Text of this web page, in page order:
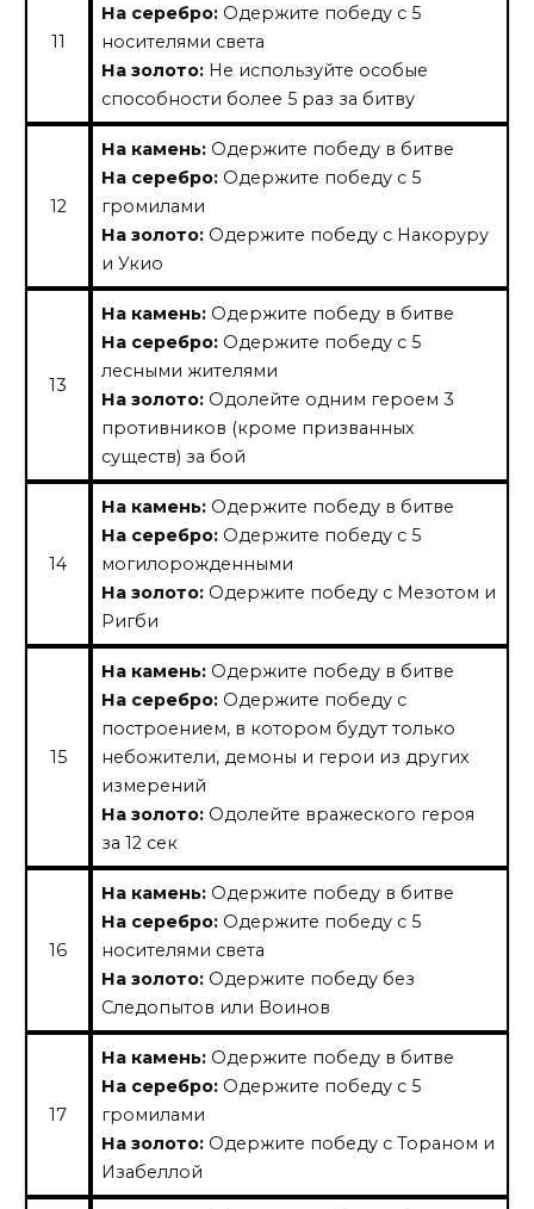
11
На серебро: Одержите победу с 5
носителями света
На золото: Не используйте особые
способности более 5 раз за битву
12
На камень: Одержите победу в битве
На серебро: Одержите победу с 5
громилами
На золото: Одержите победу с Накоруру
и Укио
13
На камень: Одержите победу в битве
На серебро: Одержите победу с 5
лесными жителями
На золото: Одолейте одним героем 3
противников (кроме призванных
существ) за бой
14
На камень: Одержите победу в битве
На серебро: Одержите победу с 5
могилорожденными
На золото: Одержите победу с Мезотом и
Ригби
15
На камень: Одержите победу в битве
На серебро: Одержите победу с
построением, в котором будут только
небожители, демоны и герои из других
измерений
На золото: Одолейте вражеского героя
за 12 сек
16
На камень: Одержите победу в битве
На серебро: Одержите победу с 5
носителями света
На золото: Одержите победу без
Следопытов или Воинов
17
На камень: Одержите победу в битве
На серебро: Одержите победу с 5
громилами
На золото: Одержите победу с Тораном и
Изабеллой